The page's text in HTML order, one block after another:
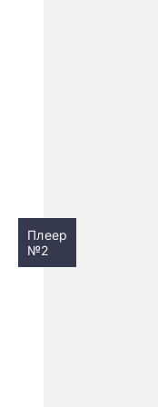
Плеер
№2